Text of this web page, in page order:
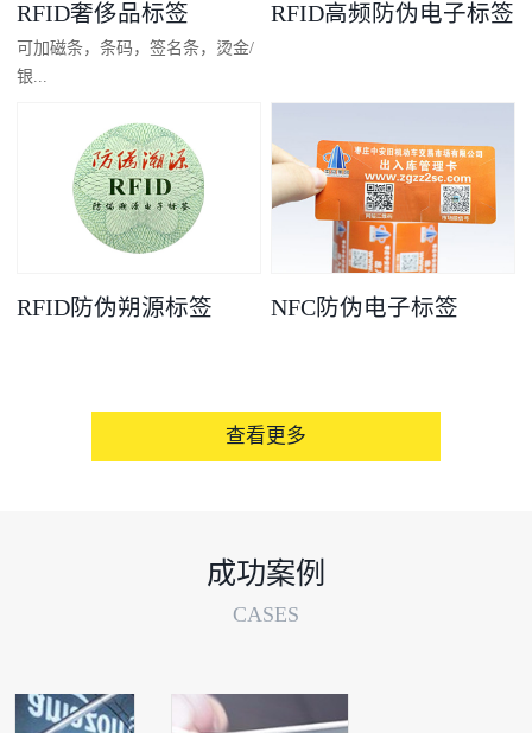
RFID奢侈品标签
可加磁条，条码，签名条，烫金/
银...
凸码，金/银底
RFID高频防伪电子标签
RFID防伪朔源标签 NFC防伪电子标签
查看更多
成功案例
CASES